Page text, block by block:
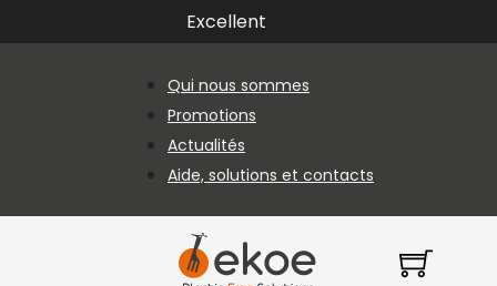
Passer au contenu principal
Passer au pied de page
Excellent
Qui nous sommes
Promotions
Actualités
Aide, solutions et contacts